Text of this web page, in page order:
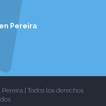
Pereira
| Todos los derechos